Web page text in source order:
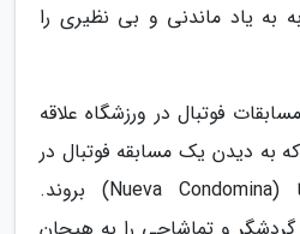
به یاد ماندنی و بی نظیری را
فوتبال در ورزشگاه علاقه
به دیدن یک مسابقه فوتبال در
ورزشگاه نوئوا کوندومینا (Nueva Condomina) بروند.